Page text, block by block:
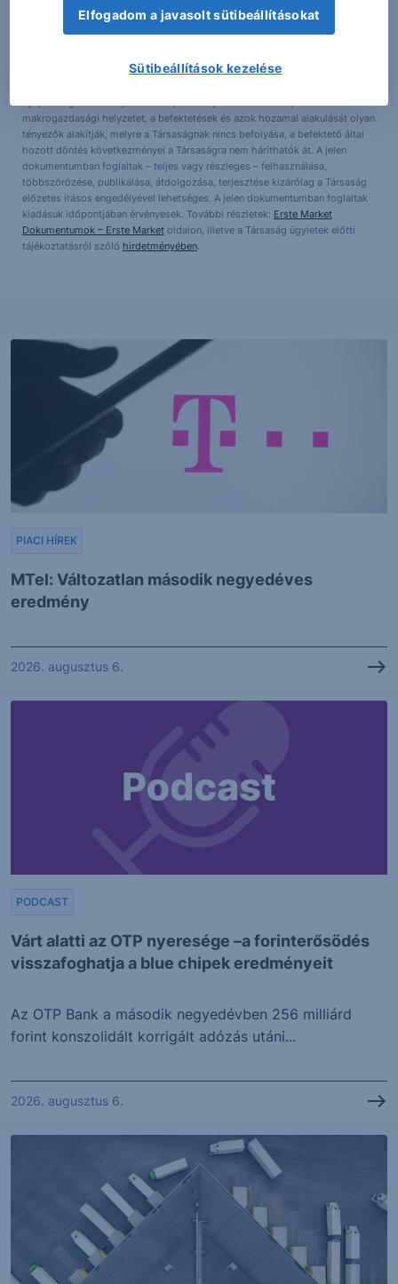
Társaság szavatosságot vagy felelősséget nem vállal. A jelen
dokumentumban foglaltak nem minősíthetők befektetésre való
eladására vonatkozó felhívásnak vagy ajánlatnak. Felhívjuk szíves figyelmét
makrogazdasági helyzetet, a befektetések és azok hozamai alakulását olyan
tényezők alakítják, melyre a Társaságnak nincs befolyása, a befektető által
hozott döntés következményei a Társaságra nem háríthatók át. A jelen
dokumentumban foglaltak – teljes vagy részleges – felhasználása,
többszörözése, publikálása, átdolgozása, terjesztése kizárólag a Társaság
előzetes írásos engedélyével lehetséges. A jelen dokumentumban foglaltak
kiadásuk időpontjában érvényesek. További részletek: Erste Market
Dokumentumok – Erste Marketoldalon, illetve a Társaság ügyletek előtti
tájékoztatásról szóló hirdetményében.
MTel: Változatlan második negyedéves
eredmény
PIACI HÍREK
2026. augusztus 6.
Várt alatti az OTP nyeresége –a forinterősödés
visszafoghatja a blue chipek eredményeit
PODCAST
Az OTP Bank a második negyedévben 256 milliárd
forint konszolidált korrigált adózás utáni...
2026. augusztus 6.
Elfogadom a javasolt sütibeállításokat
Sütibeállítások kezelése